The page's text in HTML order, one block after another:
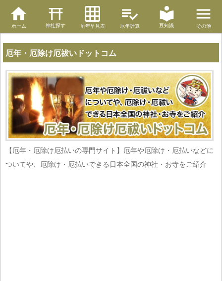
ホーム 神社探す 厄年早見表 厄年計算 豆知識 その他
厄年・厄除け厄祓いドットコム
【厄年・厄除け厄払いの専門サイト】厄年や厄除け・厄払いなどに
ついてや、厄除け・厄払いできる日本全国の神社・お寺をご紹介